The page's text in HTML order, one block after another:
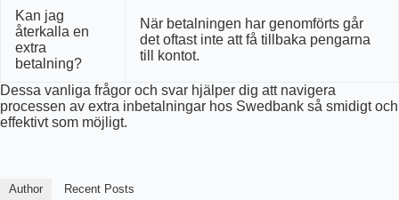
Kan jag
återkalla en
extra
betalning?
När betalningen har genomförts går
det oftast inte att få tillbaka pengarna
till kontot.
Dessa vanliga frågor och svar hjälper dig att navigera
processen av extra inbetalningar hos Swedbank så smidigt och
effektivt som möjligt.
Author Recent Posts